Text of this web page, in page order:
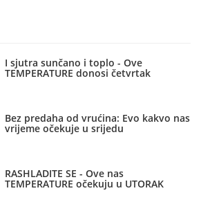
I sjutra sunčano i toplo - Ove
TEMPERATURE donosi četvrtak
Bez predaha od vrućina: Evo kakvo nas
vrijeme očekuje u srijedu
RASHLADITE SE - Ove nas
TEMPERATURE očekuju u UTORAK